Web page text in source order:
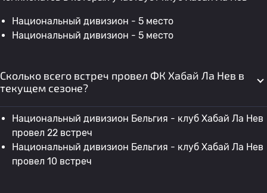
Национальный дивизион - 5 место
Национальный дивизион - 5 место
Сколько всего встреч провел ФК Хабай Ла Нев в
текущем сезоне?
Национальный дивизион Бельгия - клуб Хабай Ла Нев
провел 22 встреч
Национальный дивизион Бельгия - клуб Хабай Ла Нев
провел 10 встреч